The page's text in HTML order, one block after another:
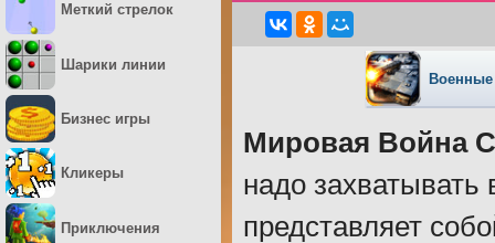
Военные
Мировая Война
надо
представляет
Меткий стрелок
Шарики линии
Бизнес игры
Кликеры
Приключения